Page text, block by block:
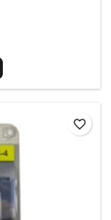
favorite_border